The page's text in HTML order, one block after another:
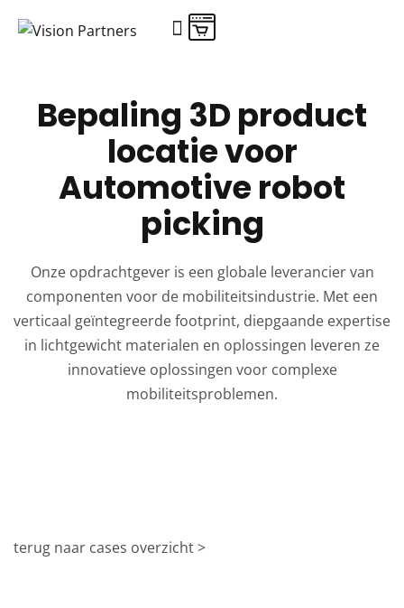
Bepaling 3D product
locatie voor
Automotive robot
picking
Onze opdrachtgever is een globale leverancier van
componenten voor de mobiliteitsindustrie. Met een
verticaal geïntegreerde footprint, diepgaande expertise
in lichtgewicht materialen en oplossingen leveren ze
innovatieve oplossingen voor complexe
mobiliteitsproblemen.
terug naar cases overzicht >